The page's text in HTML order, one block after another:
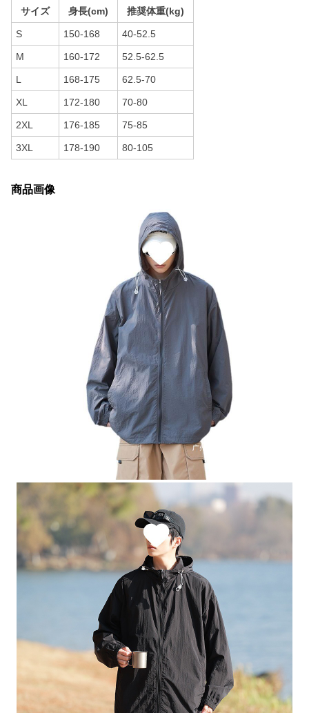
サイズ 身長(cm) 推奨体重(kg)
S 150-168 40-52.5
M 160-172 52.5-62.5
L 168-175 62.5-70
XL 172-180 70-80
2XL 176-185 75-85
3XL 178-190 80-105
商品画像